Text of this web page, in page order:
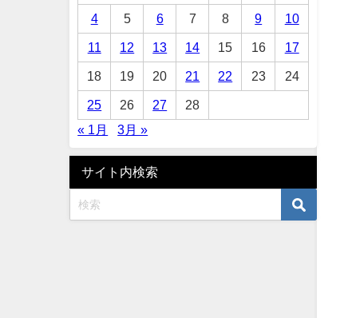
4 5 6 7 8 9 10
11 12 13 14 15 16 17
18 19 20 21 22 23 24
25 26 27
28
« 1月
3月 »
サイト内検索